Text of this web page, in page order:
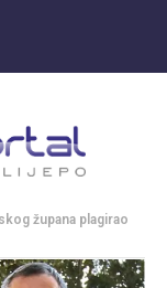
župana plagirao